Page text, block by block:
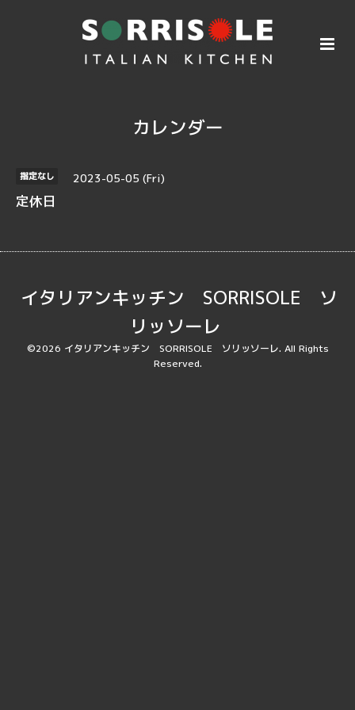
カレンダー
指定なし 2023-05-05 (Fri)
定休日
イタリアンキッチン SORRISOLE ソ
リッソーレ
©2026 イタリアンキッチン SORRISOLE ソリッソーレ. All Rights
Reserved.